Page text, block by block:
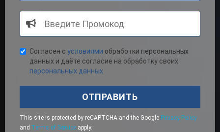
Согласен с условиями обработки персональных
данных и даёте согласие на обработку своих
персональных данных
ОТПРАВИТЬ
This site is protected by reCAPTCHA and the Google Privacy Policy
and Terms of Service apply.